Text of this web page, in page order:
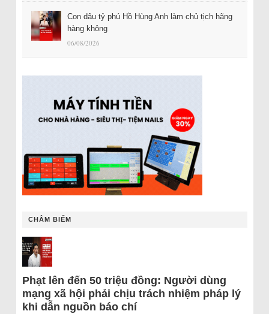
Con dâu tỷ phú Hồ Hùng Anh làm chủ tịch hãng
hàng không
06/08/2026
CHÂM BIẾM
Phạt lên đến 50 triệu đồng: Người dùng
mạng xã hội phải chịu trách nhiệm pháp lý
khi dẫn nguồn báo chí